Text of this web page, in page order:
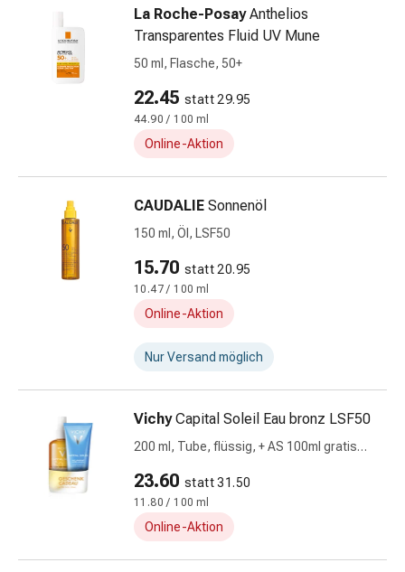
Zubehör
Netz-
Schlauchverbände
Verbandsmaterialien
Sonnenbrand
Verbands-
Sets
Wundauflagen
Wundsalben
Sprühpflaster
Wundverschlussstreifen
kleber
Zugsalbe
Tupfer
Hören
La Roche-Posay Anthelios
Transparentes Fluid UV Mune
50 ml, Flasche, 50+
22.45 statt 29.95
44.90 / 100 ml
Online-Aktion
CAUDALIE Sonnenöl
150 ml, Öl, LSF50
15.70 statt 20.95
10.47 / 100 ml
Online-Aktion
Nur Versand möglich
Vichy Capital Soleil Eau bronz LSF50
200 ml, Tube, flüssig, + AS 100ml gratis
23.60 statt 31.50
11.80 / 100 ml
Online-Aktion